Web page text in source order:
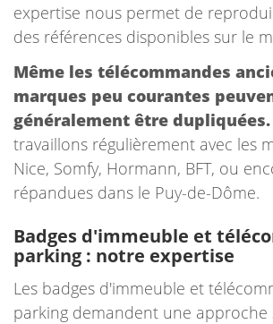
expertise nous permet de
des références disponibles sur le
Même les télécommandes
marques peu courantes
généralement être dupliquées.
travaillons régulièrement avec les
Nice, Somfy, Hormann, BFT, ou
répandues dans le Puy-de-Dôme.
Badges d'immeuble et
parking : notre expertise
Les badges d'immeuble et
parking demandent une